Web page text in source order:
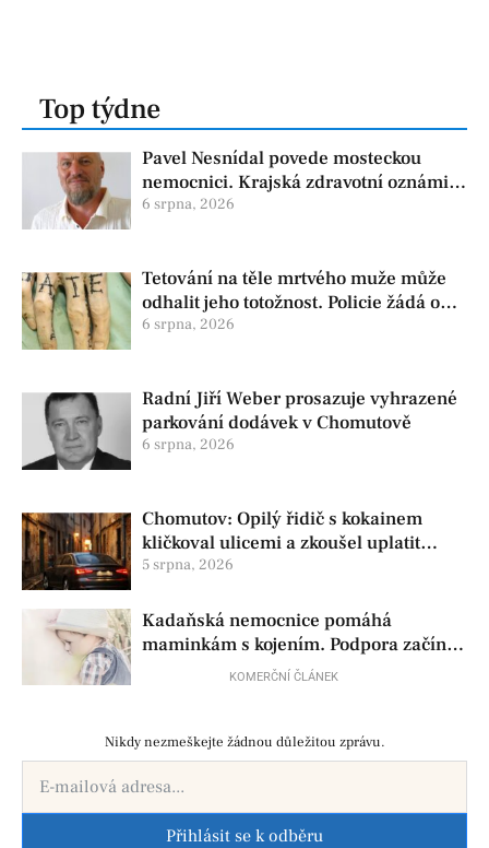
Top týdne
Pavel Nesnídal povede mosteckou
nemocnici. Krajská zdravotní oznámila
změnu ve vedení
6 srpna, 2026
Tetování na těle mrtvého muže může
odhalit jeho totožnost. Policie žádá o
pomoc
6 srpna, 2026
Radní Jiří Weber prosazuje vyhrazené
parkování dodávek v Chomutově
6 srpna, 2026
Chomutov: Opilý řidič s kokainem
kličkoval ulicemi a zkoušel uplatit
policisty
5 srpna, 2026
Kadaňská nemocnice pomáhá
maminkám s kojením. Podpora začíná
už před porodemKOMERČNÍ ČLÁNEK
Nikdy nezmeškejte žádnou důležitou zprávu.
Přihlásit se k odběru